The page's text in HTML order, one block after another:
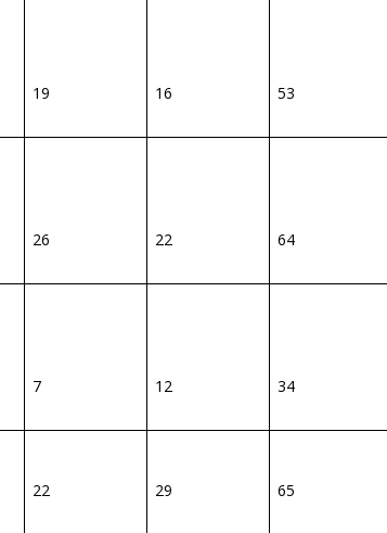
19 16 53
26 22 64
7 12 34
22 29 65